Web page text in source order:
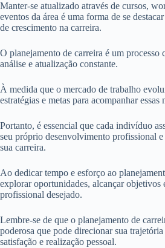
Manter-se atualizado através de cursos,
eventos da área é uma forma de se
de crescimento na carreira.
O planejamento de carreira é um
análise e atualização constante.
À medida que o mercado de trabalho
estratégias e metas para acompanhar essas
Portanto, é essencial que cada indivíduo
seu próprio desenvolvimento profissional
sua carreira.
Ao dedicar tempo e esforço ao
explorar oportunidades, alcançar objetivos
profissional desejado.
Lembre-se de que o planejamento de
poderosa que pode direcionar sua
satisfação e realização pessoal.